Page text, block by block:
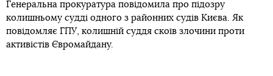
Генеральна прокуратура повідомила про підозру
колишньому судді одного з районних судів Києва. Як
повідомляє ГПУ, колишній суддя скоїв злочини проти
активістів Євромайдану.